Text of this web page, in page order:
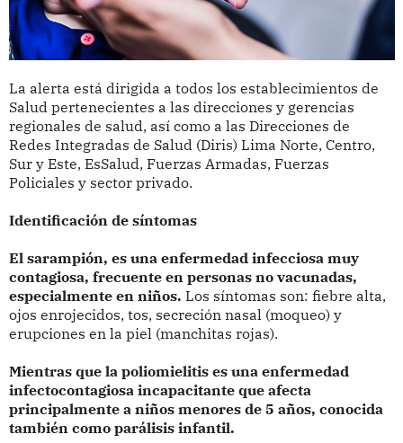
La alerta está dirigida a todos los establecimientos de
Salud pertenecientes a las direcciones y gerencias
regionales de salud, así como a las Direcciones de
Redes Integradas de Salud (Diris) Lima Norte, Centro,
Sur y Este, EsSalud, Fuerzas Armadas, Fuerzas
Policiales y sector privado.
Identificación de síntomas
El sarampión, es una enfermedad infecciosa muy
contagiosa, frecuente en personas no vacunadas,
especialmente en niños. Los síntomas son: fiebre alta,
ojos enrojecidos, tos, secreción nasal (moqueo) y
erupciones en la piel (manchitas rojas).
Mientras que la poliomielitis es una enfermedad
infectocontagiosa incapacitante que afecta
principalmente a niños menores de 5 años, conocida
también como parálisis infantil.